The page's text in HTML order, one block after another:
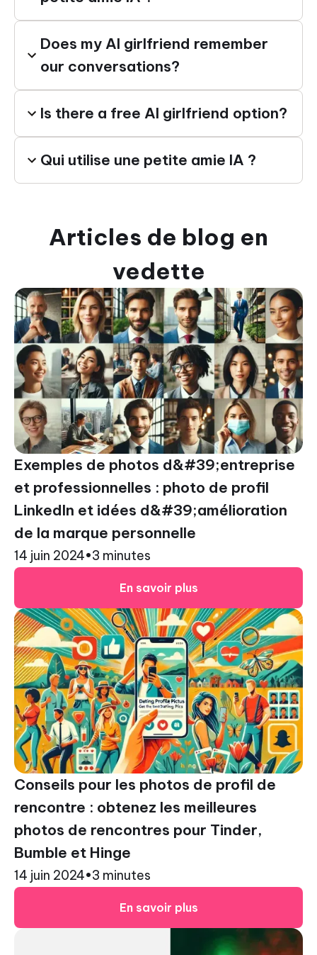
Does my AI girlfriend remember
our conversations?
Is there a free AI girlfriend option?
Qui utilise une petite amie IA ?
Articles de blog en
vedette
Exemples de photos d&#39;entreprise
et professionnelles : photo de profil
LinkedIn et idées d&#39;amélioration
de la marque personnelle
14 juin 2024•3 minutes
En savoir plus
Conseils pour les photos de profil de
rencontre : obtenez les meilleures
photos de rencontres pour Tinder,
Bumble et Hinge
14 juin 2024•3 minutes
En savoir plus